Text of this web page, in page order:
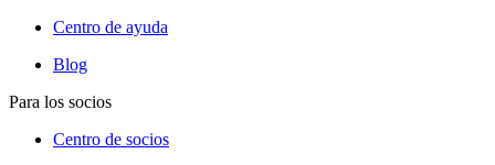
Centro de ayuda
Blog
Para los socios
Centro de socios